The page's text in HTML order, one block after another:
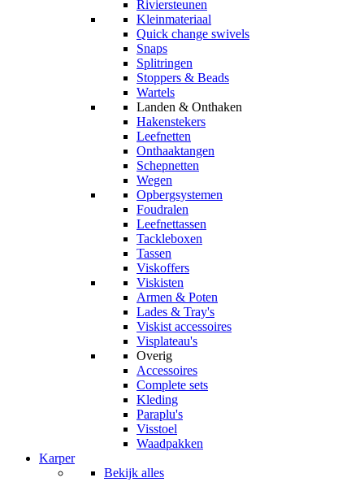
Riviersteunen
Kleinmateriaal
Quick change swivels
Snaps
Splitringen
Stoppers & Beads
Wartels
Landen & Onthaken
Hakenstekers
Leefnetten
Onthaaktangen
Schepnetten
Wegen
Opbergsystemen
Foudralen
Leefnettassen
Tackleboxen
Tassen
Viskoffers
Viskisten
Armen & Poten
Lades & Tray's
Viskist accessoires
Visplateau's
Overig
Accessoires
Complete sets
Kleding
Paraplu's
Visstoel
Waadpakken
Karper
Bekijk alles